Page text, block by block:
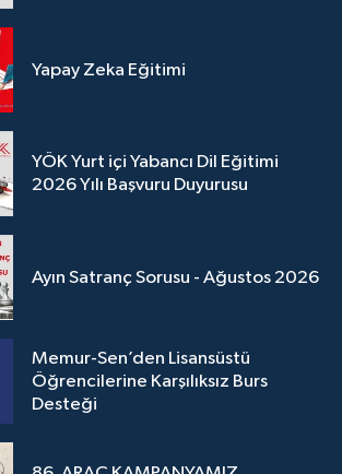
Yapay Zeka Eğitimi
YÖK Yurt içi Yabancı Dil Eğitimi
2026 Yılı Başvuru Duyurusu
Ayın Satranç Sorusu - Ağustos 2026
Memur-Sen’den Lisansüstü
Öğrencilerine Karşılıksız Burs
Desteği